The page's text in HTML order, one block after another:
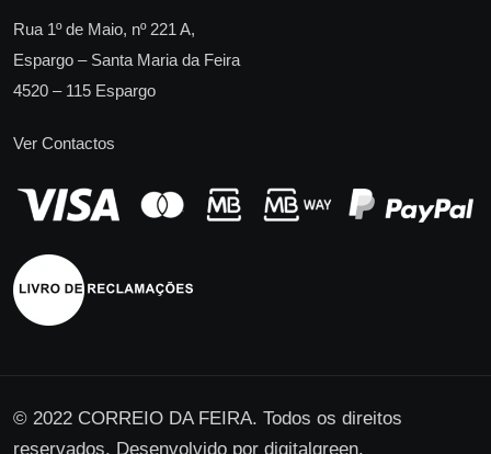
Rua 1º de Maio, nº 221 A,
Espargo – Santa Maria da Feira
4520 – 115 Espargo
Ver Contactos
© 2022 CORREIO DA FEIRA. Todos os direitos
reservados. Desenvolvido por digitalgreen.